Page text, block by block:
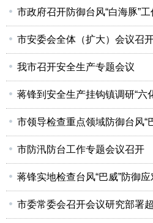
市政府召开防御台风“白海豚”
市安委会全体（扩大）会议召
我市召开安全生产专题会议
蒋锋到安全生产挂钩镇调研“六
市领导检查重点领域防御台风“
市防汛防台工作专题会议召开
蒋锋实地检查台风“巴威”防御
市委常委会召开会议研究部署